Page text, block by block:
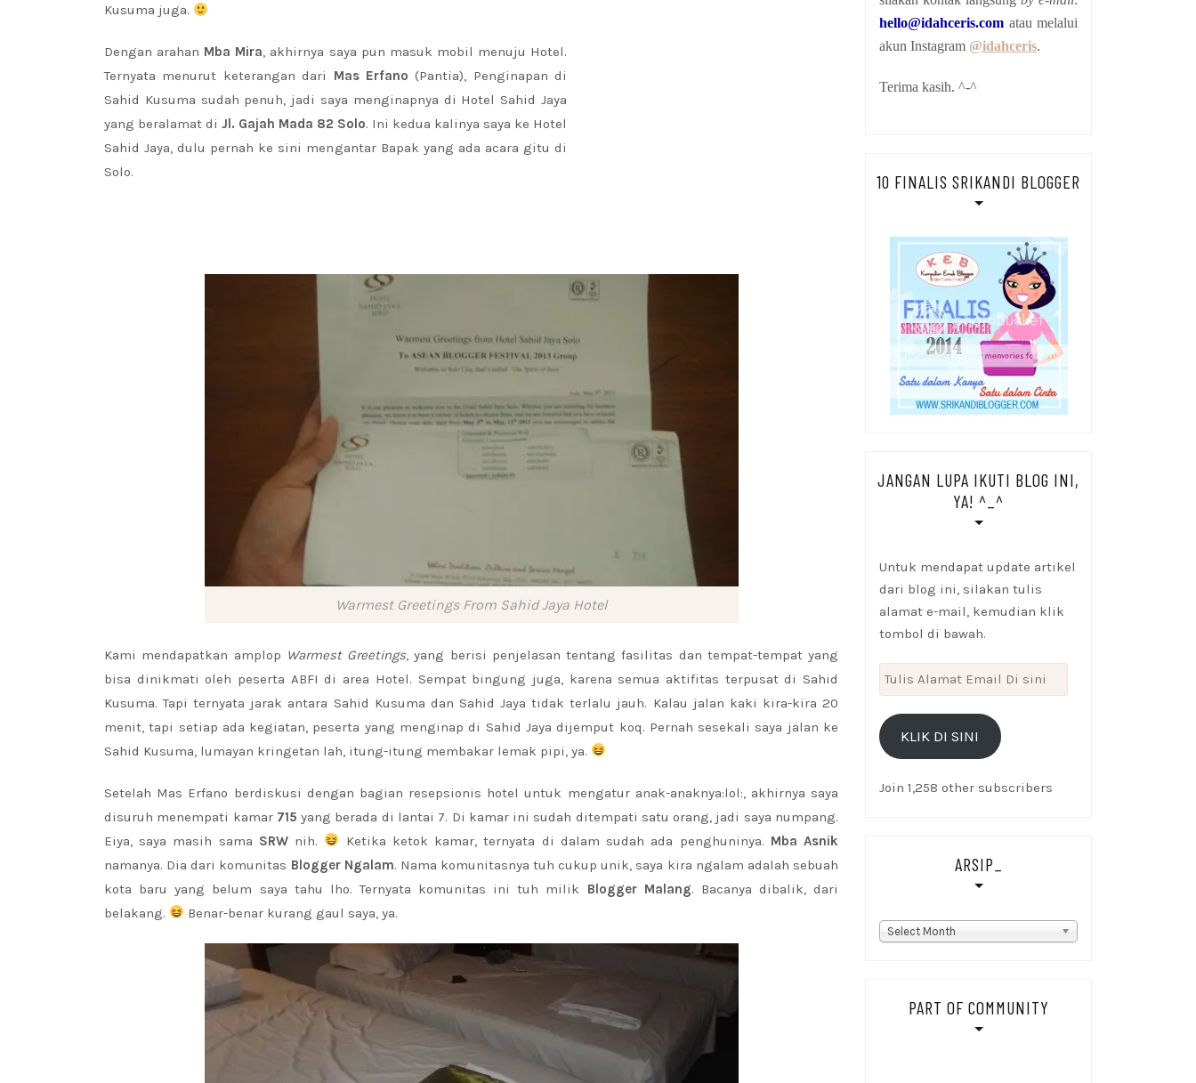
Kusuma juga.
Dengan arahan Mba Mira, akhirnya saya pun masuk mobil menuju Hotel.
Ternyata menurut keterangan dari Mas Erfano (Pantia), Penginapan di
Sahid Kusuma sudah penuh, jadi saya menginapnya di Hotel Sahid Jaya
yang beralamat di Jl. Gajah Mada 82 Solo. Ini kedua kalinya saya ke Hotel
Sahid Jaya, dulu pernah ke sini mengantar Bapak yang ada acara gitu di
Solo.
Warmest Greetings From Sahid Jaya Hotel
Kami mendapatkan amplop Warmest Greetings , yang berisi penjelasan tentang fasilitas dan tempat-tempat yang
bisa dinikmati oleh peserta ABFI di area Hotel. Sempat bingung juga, karena semua aktifitas terpusat di Sahid
Kusuma. Tapi ternyata jarak antara Sahid Kusuma dan Sahid Jaya tidak terlalu jauh. Kalau jalan kaki kira-kira 20
menit, tapi setiap ada kegiatan, peserta yang menginap di Sahid Jaya dijemput koq. Pernah sesekali saya jalan ke
Sahid Kusuma, lumayan kringetan lah, itung-itung membakar lemak pipi, ya.
Setelah Mas Erfano berdiskusi dengan bagian resepsionis hotel untuk mengatur anak-anaknya:lol:, akhirnya saya
disuruh menempati kamar 715 yang berada di lantai 7. Di kamar ini sudah ditempati satu orang, jadi saya numpang.
Eiya, saya masih sama SRWnih. Ketika ketok kamar, ternyata di dalam sudah ada penghuninya. Mba Asnik
namanya. Dia dari komunitas Blogger Ngalam. Nama komunitasnya tuh cukup unik, saya kira ngalam adalah sebuah
kota baru yang belum saya tahu lho. Ternyata komunitas ini tuh milik Blogger Malang. Bacanya dibalik, dari
belakang.
Benar-benar kurang gaul saya, ya.
hello@idahceris.com atau melalui
akun Instagram @idahceris.
Terima kasih. ^-^
10 FINALIS SRIKANDI BLOGGER
JANGAN LUPA IKUTI BLOG INI,
YA! ^_^
Untuk mendapat update artikel
dari blog ini, silakan tulis
alamat e-mail, kemudian klik
tombol di bawah.
Tulis
Alamat
Email
KLIK DI SINI
Join 1,258 other subscribers
ARSIP_
Arsip_
Select Month
PART OF COMMUNITY